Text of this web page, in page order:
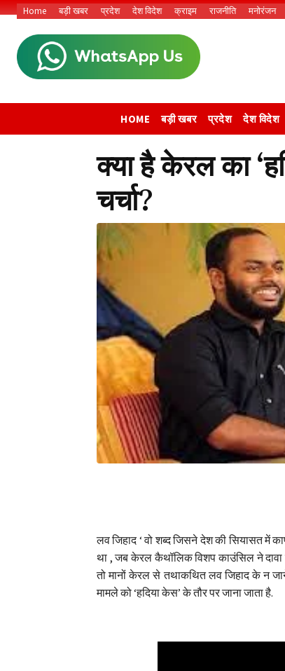
Home बड़ी खबर प्रदेश देश विदेश क्राइम राजनीति मनोरंजन
HOME बड़ी खबर प्रदेश देश विदेश
क्या है केरल का
चर्चा?
लव जिहाद ‘ वो शब्द जिसने देश की सियासत में
था , जब केरल कैथॉलिक विशप काउंसिल ने
तो मानों केरल से तथाकथित लव जिहाद के न
मामले को ‘हदिया केस’ के तौर पर जाना जाता है.